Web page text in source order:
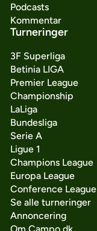
Podcasts
Kommentar
Turneringer
3F Superliga
Betinia LIGA
Premier League
Championship
LaLiga
Bundesliga
Serie A
Ligue 1
Champions League
Europa League
Conference League
Se alle turneringer
Annoncering